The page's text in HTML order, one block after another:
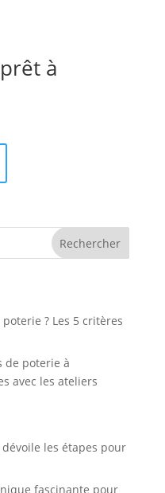
à
Rechercher
? Les 5 critères
de poterie à
avec les ateliers
les étapes pour
fascinante pour